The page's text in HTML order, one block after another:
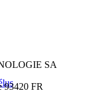
SA
93420 FR